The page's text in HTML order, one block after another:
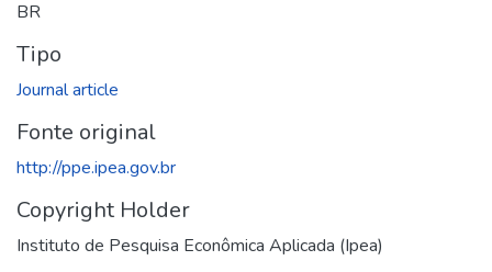
BR
Tipo
Journal article
Fonte original
http://ppe.ipea.gov.br
Copyright Holder
Instituto de Pesquisa Econômica Aplicada (Ipea)